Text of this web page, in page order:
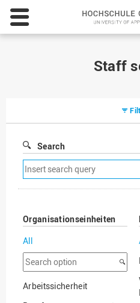
Staff
Search
Remove
search
filter
Organisationseinheiten
All
Search
option
Arbeitssicherheit